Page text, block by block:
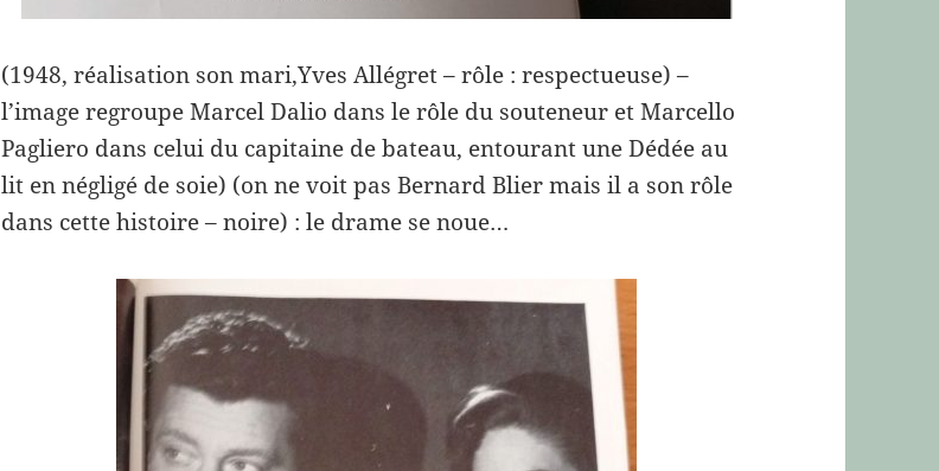
(1948, réalisation son mari,Yves Allégret – rôle : respectueuse) –
l’image regroupe Marcel Dalio dans le rôle du souteneur et Marcello
Pagliero dans celui du capitaine de bateau, entourant une Dédée au
lit en négligé de soie) (on ne voit pas Bernard Blier mais il a son rôle
dans cette histoire – noire) : le drame se noue…